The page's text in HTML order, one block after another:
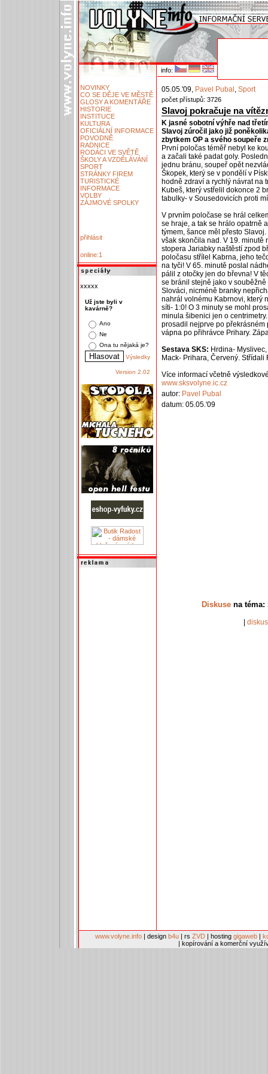
info:
NOVINKY
CO SE DĚJE VE MĚSTĚ
GLOSY A KOMENTÁŘE
HISTORIE
INSTITUCE
KULTURA
OFICIÁLNÍ INFORMACE
POVODNĚ
RADNICE
RODÁCI VE SVĚTĚ
ŠKOLY A VZDĚLÁVÁNÍ
SPORT
STRÁNKY FIREM
TURISTICKÉ
INFORMACE
VOLBY
ZÁJMOVÉ SPOLKY
přihlásit
online:1
xxxxx
Už jste byli v
kavárně?
Ano
Ne
Ona tu nějaká je?
Výsledky
Version 2.02
05.05.'09, Pavel Pubal , Sport
počet přístupů: 3726
Slavoj pokračuje na
K jasné sobotní výhře nad
Slavoj zúročil jako již
zbytkem OP a svého soupeře
První poločas téměř nebyl ke
a začali také padat goly.
jednu bránu, soupeř opět
Škopek, který se v pondělí v
hodně zdraví a rychlý návrat na
Kubeš, který vstřelil dokonce 2
tabulky- v Sousedovicích proti
V prvním poločase se hrál
se hraje, a tak se hrálo opatrně
týmem, šance měl přesto
však skončila nad. V 19. minutě
stopera Jariabky naštěstí zpod
poločasu střílel Kabrna, jeho
na tyči! V 65. minutě poslal
pálil z otočky jen do břevna! V
se bránil stejně jako v
Slováci, nicméně branky
nahrál volnému Kabrnovi, který
síti- 1:0! O 3 minuty se mohl
minula šibenici jen o
prosadil nejprve po
vápna po přihrávce Prihary.
Sestava SKS: Hrdina-
Mack- Prihara, Červený.
Více informací včetně
www.sksvolyne.ic.cz
autor: Pavel Pubal
datum: 05.05.'09
Diskusena téma:
www.volyne.info | design b4u | rs ZVD | hosting gigaweb |
| kopírování a komerční